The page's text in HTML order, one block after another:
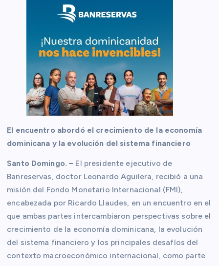
El encuentro abordó el crecimiento de la economía
dominicana y la evolución del sistema financiero
Santo Domingo. – El presidente ejecutivo de
Banreservas, doctor Leonardo Aguilera, recibió a una
misión del Fondo Monetario Internacional (FMI),
encabezada por Ricardo Llaudes, en un encuentro en el
que ambas partes intercambiaron perspectivas sobre el
crecimiento de la economía dominicana, la evolución
del sistema financiero y los principales desafíos del
contexto macroeconómico internacional, como parte